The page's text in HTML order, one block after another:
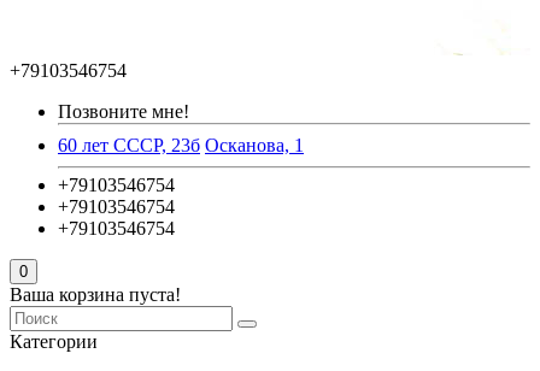
+79103546754
Позвоните мне!
60 лет СССР, 23б Осканова, 1
+79103546754
+79103546754
+79103546754
0
Ваша корзина пуста!
Категории